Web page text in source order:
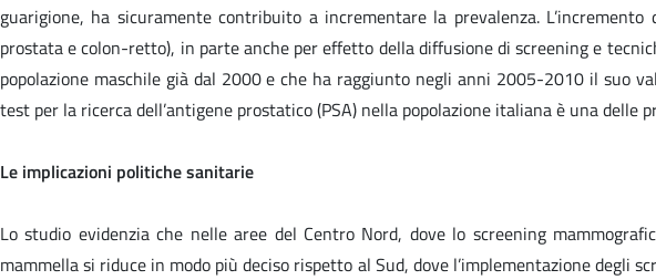
guarigione, ha sicuramente contribuito a incrementare la prevalenza.
prostata e colon-retto), in parte anche per effetto della diffusione di screening e
popolazione maschile già dal 2000 e che ha raggiunto negli anni 2005-2010 il suo
test per la ricerca dell’antigene prostatico (PSA) nella popolazione italiana è una
Le implicazioni politiche sanitarie
Lo studio evidenzia che nelle aree del Centro Nord, dove lo screening
mammella si riduce in modo più deciso rispetto al Sud, dove l’implementazione